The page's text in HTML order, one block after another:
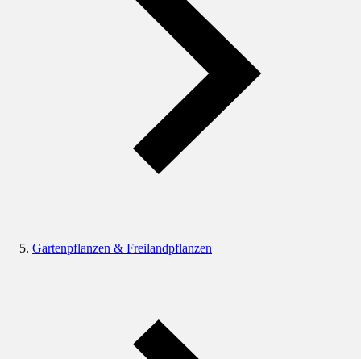
Gartenpflanzen & Freilandpflanzen